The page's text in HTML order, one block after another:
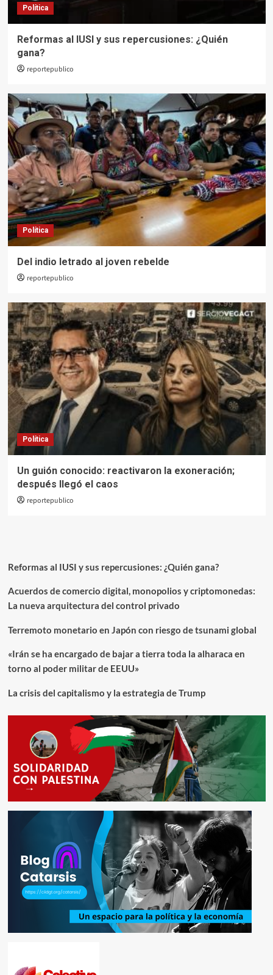
Política
Reformas al IUSI y sus repercusiones: ¿Quién
gana?
reportepublico
Política
Del indio letrado al joven rebelde
reportepublico
Política
Un guión conocido: reactivaron la exoneración;
después llegó el caos
reportepublico
Reformas al IUSI y sus repercusiones: ¿Quién gana?
Acuerdos de comercio digital, monopolios y criptomonedas:
La nueva arquitectura del control privado
Terremoto monetario en Japón con riesgo de tsunami global
«Irán se ha encargado de bajar a tierra toda la alharaca en
torno al poder militar de EEUU»
La crisis del capitalismo y la estrategia de Trump